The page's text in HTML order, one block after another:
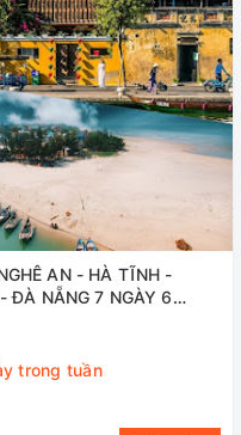
ĐÀ NẴNG 7 NGÀY 6
trong tuần